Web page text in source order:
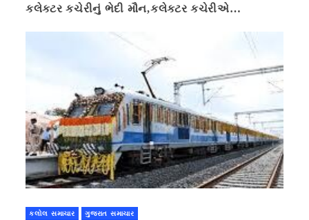
કલેક્ટર કચેરીનું ભેદી મૌન,કલેક્ટર કચેરીએ
કલોલ સમાચાર ગુજરાત સમાચાર